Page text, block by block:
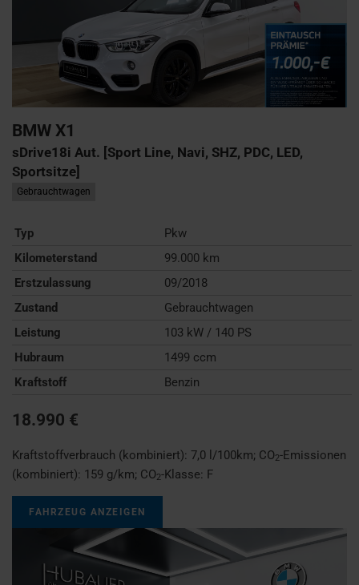
BMW X1
sDrive18i Aut. [Sport Line, Navi, SHZ, PDC, LED,
Sportsitze]
Gebrauchtwagen
Typ
Pkw
Kilometerstand
99.000 km
Erstzulassung
09/2018
Zustand
Gebrauchtwagen
Leistung
103 kW / 140 PS
Hubraum
1499 ccm
Kraftstoff
Benzin
18.990 €
Kraftstoffverbrauch (kombiniert): 7,0 l/100km; CO2-Emissionen
(kombiniert): 159 g/km; CO2-Klasse: F
FAHRZEUG ANZEIGEN